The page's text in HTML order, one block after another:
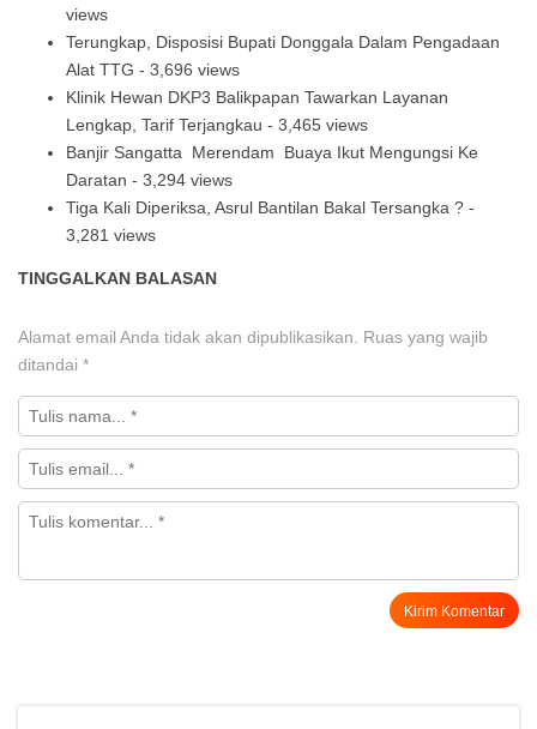
views
Terungkap, Disposisi Bupati Donggala Dalam Pengadaan
Alat TTG - 3,696 views
Klinik Hewan DKP3 Balikpapan Tawarkan Layanan
Lengkap, Tarif Terjangkau - 3,465 views
Banjir Sangatta Merendam Buaya Ikut Mengungsi Ke
Daratan - 3,294 views
Tiga Kali Diperiksa, Asrul Bantilan Bakal Tersangka ? -
3,281 views
TINGGALKAN BALASAN
Alamat email Anda tidak akan dipublikasikan.
Ruas yang wajib
ditandai *